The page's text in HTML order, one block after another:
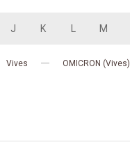
J K M
Vives OMICRON (Vives)